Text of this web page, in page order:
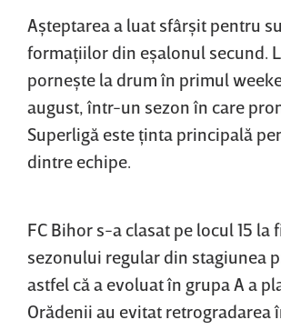
Aşteptarea a luat sfârşit pentru
formaţiilor din eşalonul secund.
porneşte la drum în primul
august, într-un sezon în care
Superligă este ţinta principală
dintre echipe.
FC Bihor s-a clasat pe locul 15 la
sezonului regular din stagiunea
astfel că a evoluat în grupa A a
Orădenii au evitat retrogradarea